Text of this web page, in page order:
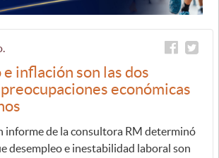
inflación son las dos
económicas
informe de la consultora RM determinó
desempleo e inestabilidad laboral son